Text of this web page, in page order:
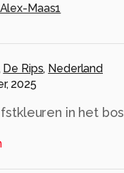
Alex-Maas1
De Rips, Nederland
2025
in het bos